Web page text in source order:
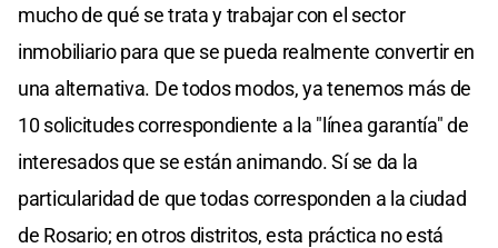
mucho de qué se trata y trabajar con el sector
inmobiliario para que se pueda realmente convertir en
una alternativa. De todos modos, ya tenemos más de
10 solicitudes correspondiente a la "línea garantía" de
interesados que se están animando. Sí se da la
particularidad de que todas corresponden a la ciudad
de Rosario; en otros distritos, esta práctica no está